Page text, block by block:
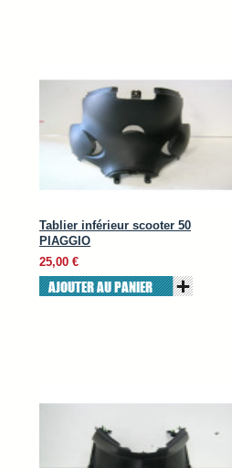
Tablier inférieur scooter 50
PIAGGIO
25,00 €
AJOUTER AU PANIER